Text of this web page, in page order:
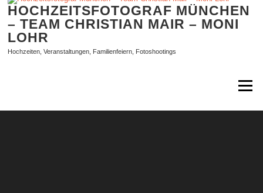
Zum
springen
HOCHZEITSFOTOGRAF MÜNCHEN
– TEAM CHRISTIAN MAIR – MONI
LOHR
Hochzeiten, Veranstaltungen, Familienfeiern, Fotoshootings
Menü